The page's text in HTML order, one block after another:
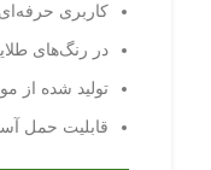
کاربری حرفه‌ای
در رنگ‌های
تولید شده از
قابلیت حمل